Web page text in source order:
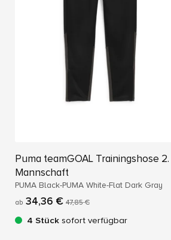
Puma teamGOAL Trainingshose 2.
Mannschaft
PUMA Black-PUMA White-Flat Dark Gray
ab 34,36 € 47,85 €
4 Stück sofort verfügbar